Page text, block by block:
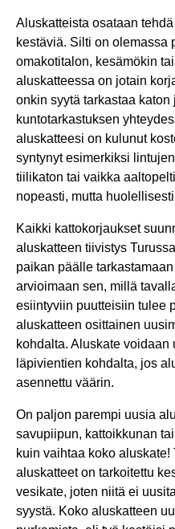
Aluskatteista osataan
kestäviä. Silti on olemassa
omakotitalon, kesämökin
aluskatteessa on jotain
onkin syytä tarkastaa
kuntotarkastuksen
aluskatteesi on kulunut
syntynyt esimerkiksi
tiilikaton tai vaikka
nopeasti, mutta
Kaikki kattokorjaukset
aluskatteen tiivistys
paikan päälle
arvioimaan sen, millä
esiintyviin puutteisiin tulee
aluskatteen osittainen
kohdalta. Aluskate voidaan
läpivientien kohdalta, jos
asennettu väärin.
On paljon parempi uusia
savupiipun, kattoikkunan
kuin vaihtaa koko
aluskatteet on tarkoitettu
vesikate, joten niitä ei
syystä. Koko aluskatteen